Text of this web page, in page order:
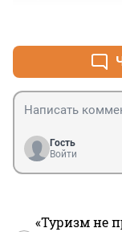
Гость
Войти
«Туризм не